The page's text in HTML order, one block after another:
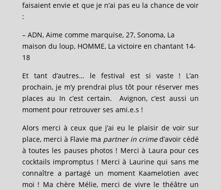
faisaient envie et que je n’ai pas eu la chance de voir
:
– ADN, Aime comme marquise, 27, Sonoma, La
maison du loup, HOMME, La victoire en chantant 14-
18
Et tant d’autres… le festival est si vaste ! L’an
prochain, je m’y prendrai plus tôt pour réserver mes
places au In c’est certain.Avignon, c’est aussi un
moment pour retrouver ses ami.e.s !
Alors merci à ceux que j’ai eu le plaisir de voir sur
place, merci à Flavie ma partner in crimed’avoir cédé
à toutes les pauses photos ! Merci à Laura pour ces
cocktails impromptus ! Merci à Laurine qui sans me
connaître a partagé un moment Kaamelotien avec
moi ! Ma chère Mélie, merci de vivre le théâtre un